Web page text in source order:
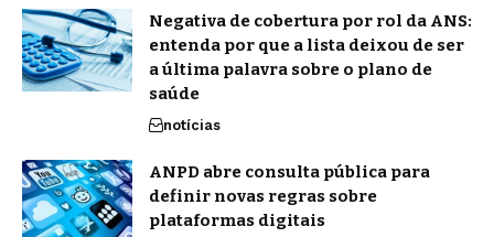
Negativa de cobertura por rol da ANS:
entenda por que a lista deixou de ser
a última palavra sobre o plano de
saúde
notícias
ANPD abre consulta pública para
definir novas regras sobre
plataformas digitais